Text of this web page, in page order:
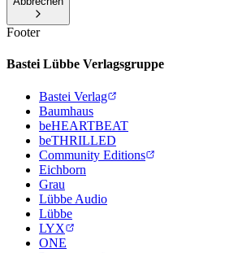
Footer
Bastei Lübbe Verlagsgruppe
Bastei Verlag
Baumhaus
beHEARTBEAT
beTHRILLED
Community Editions
Eichborn
Grau
Lübbe Audio
Lübbe
LYX
ONE